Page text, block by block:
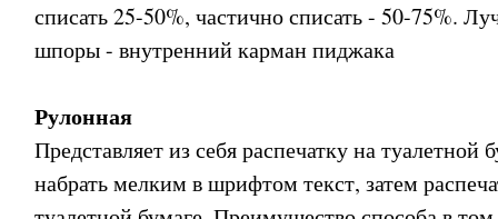
списать 25-50%, частично списать - 50-75%.
шпоры - внутренний карман пиджака
Рулонная
Представляет из себя распечатку на туалетной
набрать мелким в шрифтом текст, затем